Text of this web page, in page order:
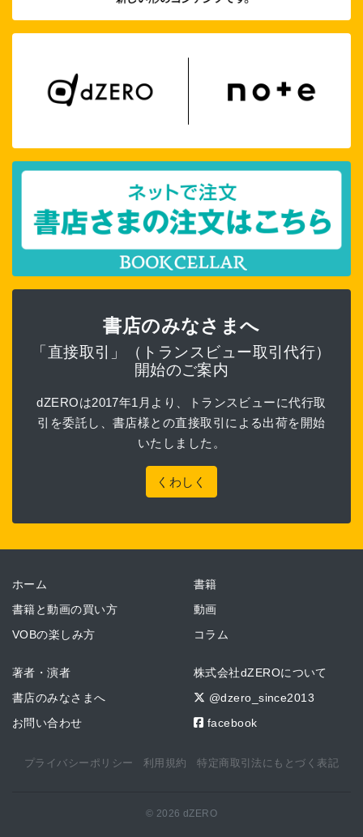
書店のみなさまへ
「直接取引」（トランスビュー取引代行）
開始のご案内
dZEROは2017年1月より、トランスビューに代行取
引を委託し、書店様との直接取引による出荷を開始
いたしました。
くわしく
ホーム
書籍と動画の買い方
VOBの楽しみ方
書籍
動画
コラム
著者・演者
書店のみなさまへ
お問い合わせ
株式会社dZEROについて
@dzero_since2013
facebook
プライバシーポリシー 利用規約 特定商取引法にもとづく表記
© 2026 dZERO